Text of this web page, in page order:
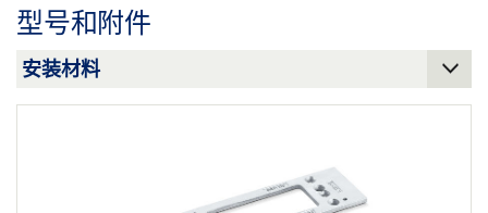
型号和附件